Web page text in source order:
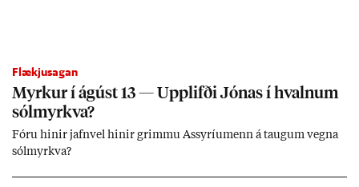
Flækjusagan
Myrk­ur í ág­úst 13 — Upp­lifði Jón­as í hvaln­um
sól­myrkva?
Fóru hinir jafn­vel hinir grimmu Ass­yríu­menn á taug­um vegna
sól­myrkva?